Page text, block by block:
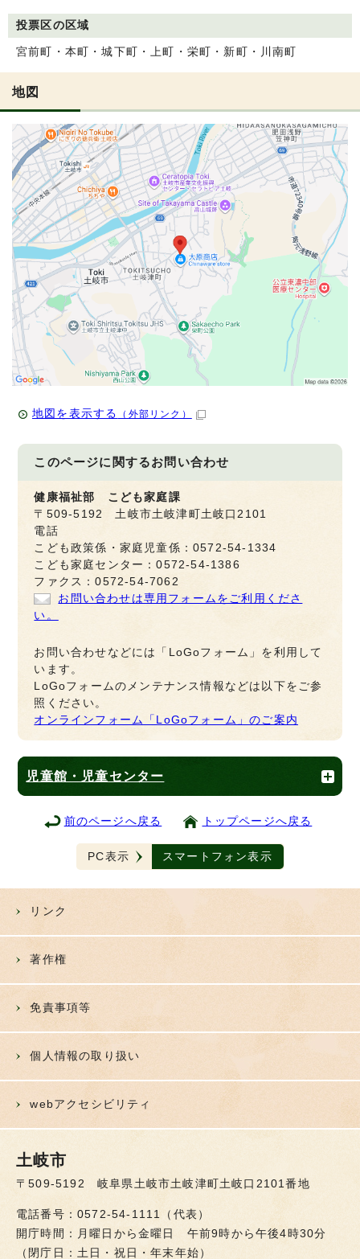
投票区の区域
宮前町・本町・城下町・上町・栄町・新町・川南町
地図
地図を表示する （外部リンク）
このページに関するお問い合わせ
健康福祉部 こども家庭課
〒509-5192 土岐市土岐津町土岐口2101
電話
こども政策係・家庭児童係：0572-54-1334
こども家庭センター：0572-54-1386
ファクス：0572-54-7062
お問い合わせは専用フォームをご利用くださ
い。
お問い合わせなどには「LoGoフォーム」を利用して
います。
LoGoフォームのメンテナンス情報などは以下をご参
照ください。
オンラインフォーム「LoGoフォーム」のご案内
児童館・児童センター
前のページへ戻る トップページへ戻る
PC表示 スマートフォン表示
リンク
著作権
免責事項等
個人情報の取り扱い
webアクセシビリティ
土岐市
〒509-5192 岐阜県土岐市土岐津町土岐口2101番地
電話番号：0572-54-1111（代表）
開庁時間：月曜日から金曜日 午前9時から午後4時30分
（閉庁日：土日・祝日・年末年始）